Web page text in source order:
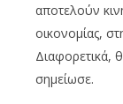
αποτελούν
οικονομίας,
Διαφορετικά,
σημείωσε.